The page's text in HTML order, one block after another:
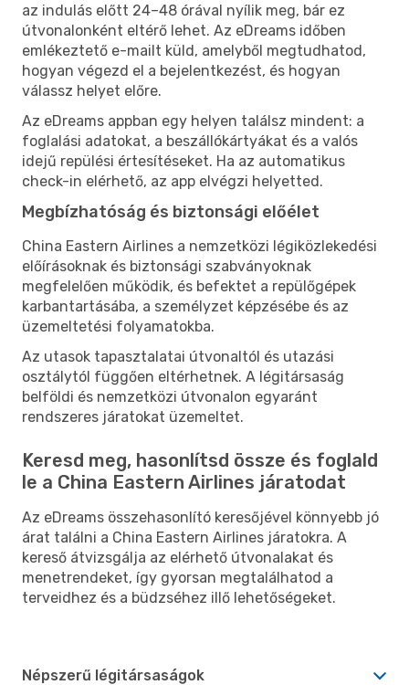
az indulás előtt 24–48 órával nyílik meg, bár ez
útvonalonként eltérő lehet. Az eDreams időben
emlékeztető e-mailt küld, amelyből megtudhatod,
hogyan végezd el a bejelentkezést, és hogyan
válassz helyet előre.
Az eDreams appban egy helyen találsz mindent: a
foglalási adatokat, a beszállókártyákat és a valós
idejű repülési értesítéseket. Ha az automatikus
check-in elérhető, az app elvégzi helyetted.
Megbízhatóság és biztonsági előélet
China Eastern Airlines a nemzetközi légiközlekedési
előírásoknak és biztonsági szabványoknak
megfelelően működik, és befektet a repülőgépek
karbantartásába, a személyzet képzésébe és az
üzemeltetési folyamatokba.
Az utasok tapasztalatai útvonaltól és utazási
osztálytól függően eltérhetnek. A légitársaság
belföldi és nemzetközi útvonalon egyaránt
rendszeres járatokat üzemeltet.
Keresd meg, hasonlítsd össze és foglald
le a China Eastern Airlines járatodat
Az eDreams összehasonlító keresőjével könnyebb jó
árat találni a China Eastern Airlines járatokra. A
kereső átvizsgálja az elérhető útvonalakat és
menetrendeket, így gyorsan megtalálhatod a
terveidhez és a büdzséhez illő lehetőségeket.
Népszerű légitársaságok